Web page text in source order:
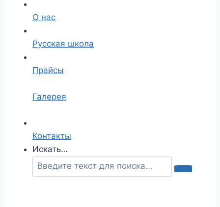
О нас
Русская школа
Прайсы
Галерея
Контакты
Искать…